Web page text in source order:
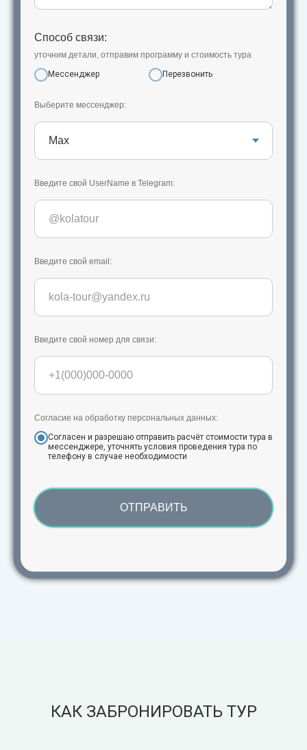
Способ связи:
уточним детали, отправим программу и стоимость тура
Мессенджер Перезвонить
Выберите мессенджер:
Введите свой UserName в Telegram:
Введите свой email:
Введите свой номер для связи:
Согласие на обработку персональных данных:
Согласен и разрешаю отправить расчёт стоимости тура в
мессенджере, уточнять условия проведения тура по
телефону в случае необходимости
ОТПРАВИТЬ
КАК ЗАБРОНИРОВАТЬ ТУР